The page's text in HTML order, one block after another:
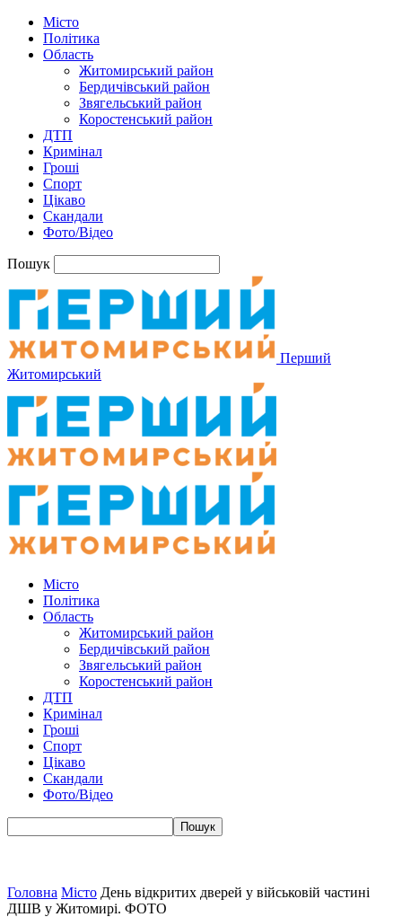
Місто
Політика
Область
Житомирський район
Бердичівський район
Звягельський район
Коростенський район
ДТП
Кримінал
Гроші
Спорт
Цікаво
Скандали
Фото/Відео
Пошук
Перший
Житомирський
Місто
Політика
Область
Житомирський район
Бердичівський район
Звягельський район
Коростенський район
ДТП
Кримінал
Гроші
Спорт
Цікаво
Скандали
Фото/Відео
Головна Місто День відкритих дверей у військовій частині
ДШВ у Житомирі. ФОТО